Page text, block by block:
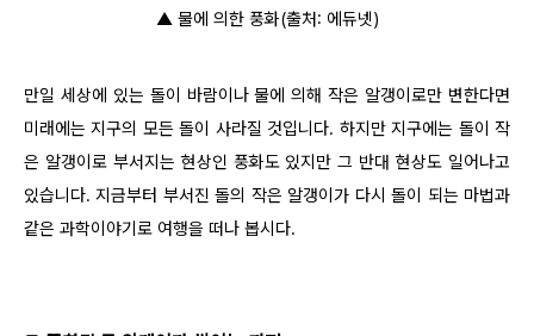
▲ 물에 의한 풍화(출처: 에듀넷)
만일 세상에 있는 돌이 바람이나 물에 의해 작은 알갱이로만 변한다면
미래에는 지구의 모든 돌이 사라질 것입니다. 하지만 지구에는 돌이 작
은 알갱이로 부서지는 현상인 풍화도 있지만 그 반대 현상도 일어나고
있습니다. 지금부터 부서진 돌의 작은 알갱이가 다시 돌이 되는 마법과
같은 과학이야기로 여행을 떠나 봅시다.